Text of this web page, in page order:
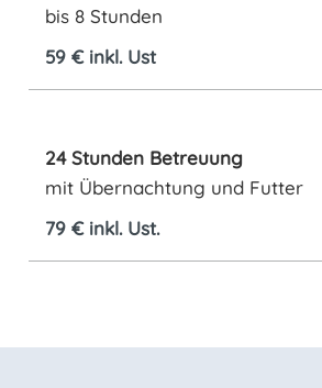
bis 8 Stunden
59 € inkl. Ust
24 Stunden Betreuung
mit Übernachtung und Futter
79 € inkl. Ust.